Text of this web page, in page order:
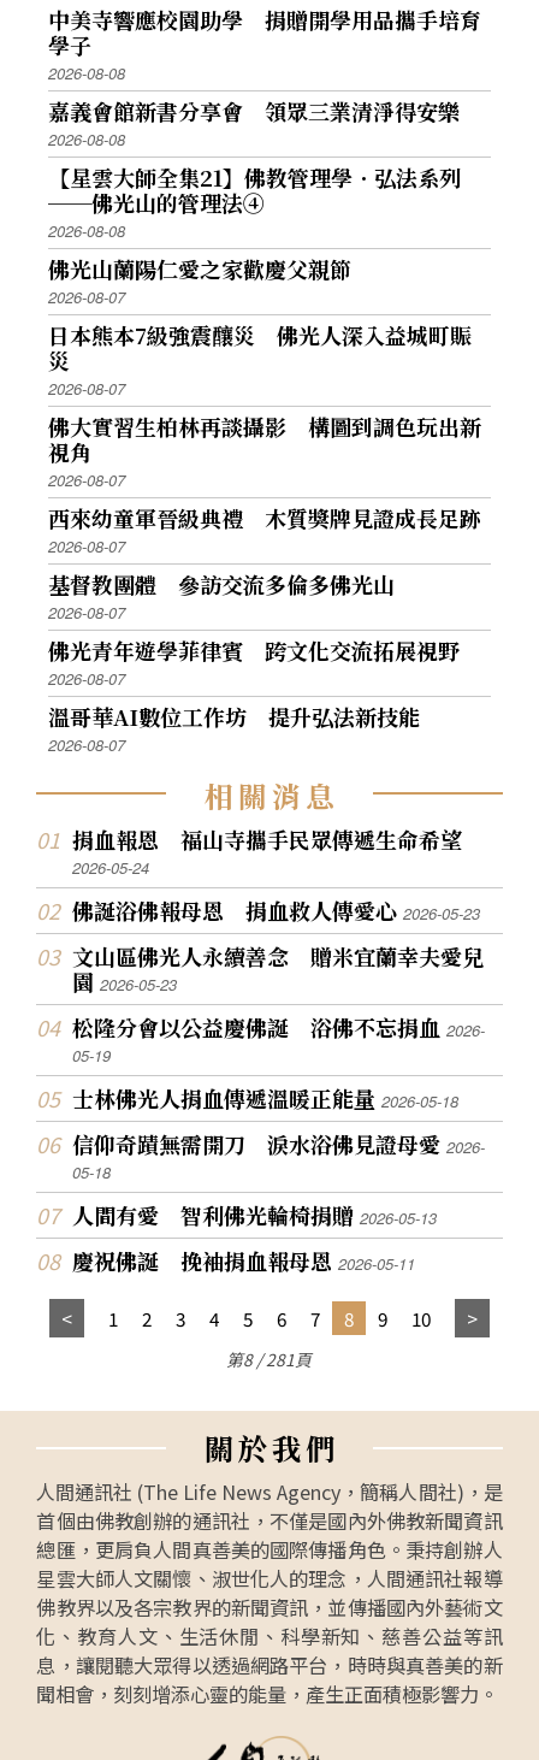
中美寺響應校園助學 捐贈開學用品攜手培育
學子
2026-08-08
嘉義會館新書分享會 領眾三業清淨得安樂
2026-08-08
【星雲大師全集21】佛教管理學．弘法系列
──佛光山的管理法④
2026-08-08
佛光山蘭陽仁愛之家歡慶父親節
2026-08-07
日本熊本7級強震釀災 佛光人深入益城町賑
災
2026-08-07
佛大實習生柏林再談攝影 構圖到調色玩出新
視角
2026-08-07
西來幼童軍晉級典禮 木質獎牌見證成長足跡
2026-08-07
基督教團體 參訪交流多倫多佛光山
2026-08-07
佛光青年遊學菲律賓 跨文化交流拓展視野
2026-08-07
溫哥華AI數位工作坊 提升弘法新技能
2026-08-07
相關消息
捐血報恩 福山寺攜手民眾傳遞生命希望
2026-05-24
佛誕浴佛報母恩 捐血救人傳愛心2026-05-23
文山區佛光人永續善念 贈米宜蘭幸夫愛兒
園2026-05-23
松隆分會以公益慶佛誕 浴佛不忘捐血2026-
05-19
士林佛光人捐血傳遞溫暖正能量2026-05-18
信仰奇蹟無需開刀 淚水浴佛見證母愛2026-
05-18
人間有愛 智利佛光輪椅捐贈2026-05-13
慶祝佛誕 挽袖捐血報母恩2026-05-11
1 2 3 4 5 6 7 8 9 10
第8 / 281頁
關於我們
人間通訊社 (The Life News Agency，簡稱人間社)，是
首個由佛教創辦的通訊社，不僅是國內外佛教新聞資訊
總匯，更肩負人間真善美的國際傳播角色。秉持創辦人
星雲大師人文關懷、淑世化人的理念，人間通訊社報導
佛教界以及各宗教界的新聞資訊，並傳播國內外藝術文
化、教育人文、生活休閒、科學新知、慈善公益等訊
息，讓閱聽大眾得以透過網路平台，時時與真善美的新
聞相會，刻刻增添心靈的能量，產生正面積極影響力。